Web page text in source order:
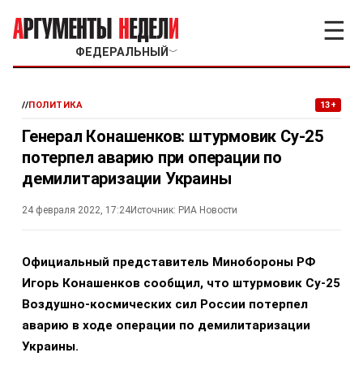
ФЕДЕРАЛЬНЫЙ ﹀
☰
//ПОЛИТИКА 13+
Генерал Конашенков: штурмовик Су-25
потерпел аварию при операции по
демилитаризации Украины
24 февраля 2022, 17:24Источник: РИА Новости
Официальный представитель Минобороны РФ
Игорь Конашенков сообщил, что штурмовик Су-25
Воздушно-космических сил России потерпел
аварию в ходе операции по демилитаризации
Украины.